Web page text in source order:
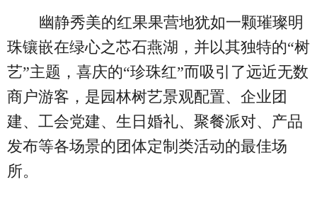
幽静秀美的红果果营地犹如一颗璀璨明
珠镶嵌在绿心之芯石燕湖，并以其独特的“树
艺”主题，喜庆的“珍珠红”而吸引了远近无数
商户游客，是园林树艺景观配置、企业团
建、工会党建、生日婚礼、聚餐派对、产品
发布等各场景的团体定制类活动的最佳场
所。